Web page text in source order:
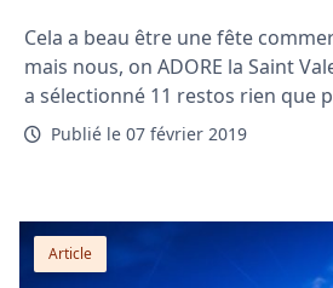
Cela a beau être une fête
mais nous, on ADORE la Saint
a sélectionné 11 restos rien que
Publié le 07 février 2019
Article